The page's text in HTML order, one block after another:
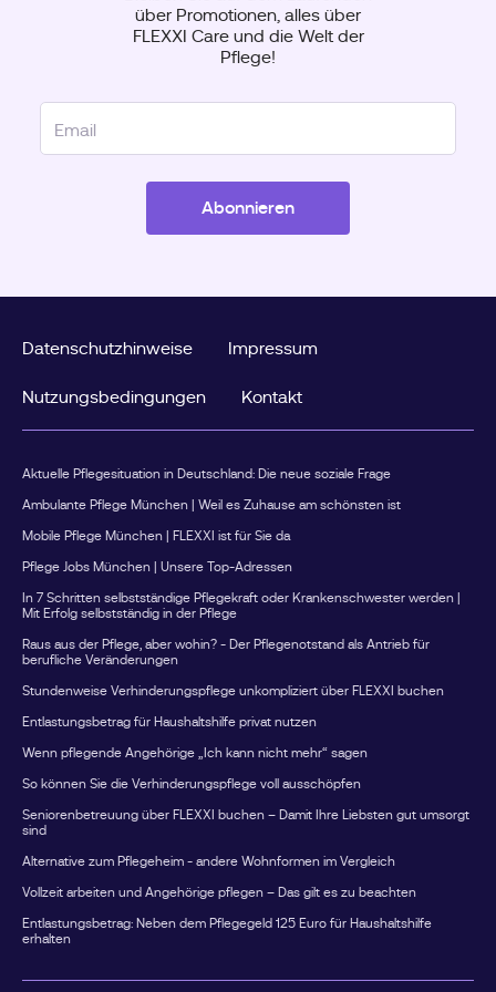
anerkannte Anbieter abgerechnet. Die
VerhinderungspflegeDie Verhinderungspflege richtet sich
an Pflegebedürftige ab Pflegegrad 2.Sie greift dann,
verhindert ist – zum Beispiel durch: Urlaub Krankheit
Arzttermine berufliche Verpflichtungen private
TermineSeit Juli 2025 stehen für Verhinderungspflege
und Kurzzeitpflege gemeinsam bis zu 3.539 Euro pro
Jahr zur Verfügung.Mehr über die Voraussetzungen
erfahren Sie hier: 👉 Antrag vs. Abrechnung in der
Entlastungsbetrag und die Verhinderungspflege
nutzen beide Leistungen parallel: den Entlastungsbetrag
Verhinderungspflege für längere Abwesenheiten der
einer einzelnen Leistung.Beispiel: So kann die
Kombination aussehenFrau Müller pflegt ihren Vater mit
im Alltag nutzt sie den monatlichen Entlastungsbetrag für
eine anerkannte Betreuungskraft.Zusätzlich fährt sie
einmal im Jahr für eine Woche in den Urlaub.Während
dieser Zeit übernimmt eine Ersatzpflegeperson die
Betreuung ihres Vaters. Die Kosten werden über die
Verhinderungspflege abgerechnet.So werden beide
Leistungen für unterschiedliche Zwecke genutzt, ohne
dass sie sich gegenseitig beeinflussen.Nicht genutzte
wissen nicht, dass der Entlastungsbetrag angespart
werden kann.Nicht genutzte Beträge eines
Kalenderjahres können grundsätzlich noch bis zum 30.
Ansprüche regelmäßig überprüft, kann dadurch
zusätzliche Unterstützung finanzieren.Welche Leistungen
nach Bundesland und Anbieter können beispielsweise
Haushaltshilfe Betreuung zuhause Unterstützung bei
über Promotionen, alles über
FLEXXI Care und die Welt der
Pflege!
Abonnieren
Datenschutzhinweise Impressum
Nutzungsbedingungen Kontakt
Aktuelle Pflegesituation in Deutschland: Die neue soziale Frage
Ambulante Pflege München | Weil es Zuhause am schönsten ist
Mobile Pflege München | FLEXXI ist für Sie da
Pflege Jobs München | Unsere Top-Adressen
In 7 Schritten selbstständige Pflegekraft oder Krankenschwester werden |
Mit Erfolg selbstständig in der Pflege
Raus aus der Pflege, aber wohin? - Der Pflegenotstand als Antrieb für
berufliche Veränderungen
Stundenweise Verhinderungspflege unkompliziert über FLEXXI buchen
Entlastungsbetrag für Haushaltshilfe privat nutzen
Wenn pflegende Angehörige „Ich kann nicht mehr“ sagen
So können Sie die Verhinderungspflege voll ausschöpfen
Seniorenbetreuung über FLEXXI buchen – Damit Ihre Liebsten gut umsorgt
sind
Alternative zum Pflegeheim - andere Wohnformen im Vergleich
Vollzeit arbeiten und Angehörige pflegen – Das gilt es zu beachten
Entlastungsbetrag: Neben dem Pflegegeld 125 Euro für Haushaltshilfe
erhalten